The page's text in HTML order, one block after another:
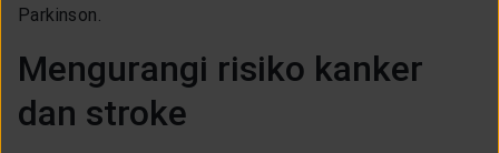
Parkinson.
Mengurangi risiko kanker
dan stroke